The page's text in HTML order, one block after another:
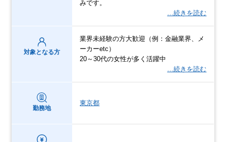
みです。
…続きを読む
対象となる方
業界未経験の方大歓迎（例：金融業界、メ
ーカーetc）
20～30代の女性が多く活躍中
…続きを読む
勤務地
東京都